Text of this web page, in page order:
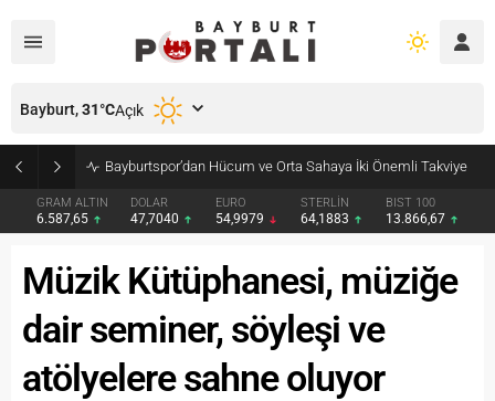
Bayburt’ta Minik Öğrencilere Jandarma Mesleği Tanıtıldı
GRAM ALTIN
6.587,65
DOLAR
47,7040
EURO
54,9979
STERLİN
64,1883
BIST 100
13.866,67
Bayburt,31°CAçık
Müzik Kütüphanesi, müziğe
dair seminer, söyleşi ve
atölyelere sahne oluyor